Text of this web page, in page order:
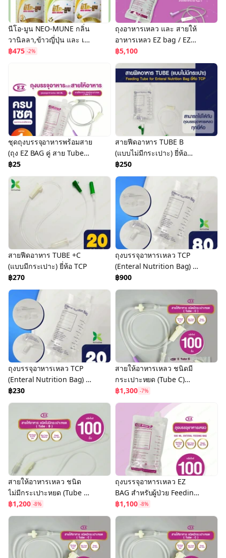
นีโอ-มูน NEO-MUNE กลิ่น
วานิลลา,ข้าวญี่ปุ่น และ เม
ล่อนขนาด 400g อาหาร
฿475 -2%
ถุงอาหารเหลว และ สายให้
อาหารเหลว EZ bag / EZ
Tube C / EZ Tube B
จำหน่ายแบบยกลัง
฿5,100
ชุดถุงบรรจุอาหารพร้อมสาย
(ถุง EZ BAG คู่ สาย Tube
C)/(ถุง EZ BAG คู่ สาย Tube
B)
฿25
สายฟีดอาหาร TUBE B
(แบบไม่มีกระเปาะ) ยี่ห้อ
TCP
฿250
สายฟีดอาหาร TUBE +C
(แบบมีกระเปาะ) ยี่ห้อ TCP
฿270
ถุงบรรจุอาหารเหลว TCP
(Enteral Nutrition Bag) -
แพ็ค 80 ชิ้น
฿900
ถุงบรรจุอาหารเหลว TCP
(Enteral Nutrition Bag) -
แพ็ค 20 ชิ้น
฿230
สายให้อาหารเหลว ชนิดมี
กระเปาะหยด (Tube C)
(แพ็ค 100 ชิ้น) Enteral
Feeding Tube With Drip
Chamber
฿1,300 -7%
สายให้อาหารเหลว ชนิด
ไม่มีกระเปาะหยด (Tube B)
(แพ็ค 100 ชิ้น) Enteral
Feeding Tube
฿1,200 -8%
ถุงบรรจุอาหารเหลว EZ
BAG สำหรับผู้ป่วย Feeding
Bag 500 ml. (แพ็ค 100
ชิ้น) ราคาคุ้มสุด!
฿1,100 -8%